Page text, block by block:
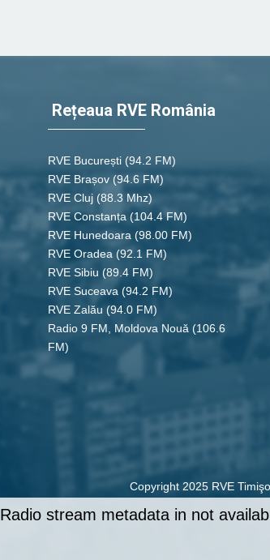
Rețeaua RVE România
RVE București (94.2 FM)
RVE Brașov (94.6 FM)
RVE Cluj (88.3 Mhz)
RVE Constanța (104.4 FM)
RVE Hunedoara (98.00 FM)
RVE Oradea (92.1 FM)
RVE Sibiu (89.4 FM)
RVE Suceava (94.2 FM)
RVE Zalău (94.0 FM)
Radio 9 FM, Moldova Nouă (106.6
FM)
Copyright 2025 RVE
Radio stream metadata in not